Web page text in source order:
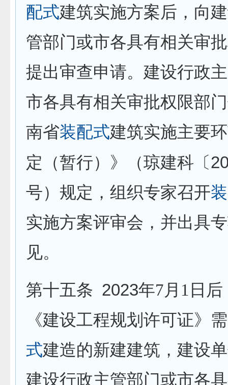
配式建筑实施方案后，向
管部门或市各具有相关审
提出审查申请。建设行政
市各具有相关审批权限部
南省装配式建筑实施主要
定（暂行）》（琼建科〔
号）规定，组织专家召开
实施方案评审会，并出具
见。
第十五条 2023年7月 1 日
《建设工程规划许可证》
式建造的新建建筑，建设
建设行政主管部门或市各